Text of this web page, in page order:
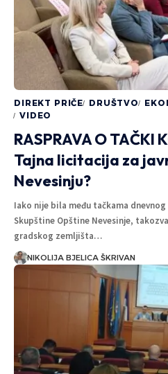
DIREKT PRIČE DRUŠTVO
VIDEO
RASPRAVA O TAČKI
Tajna licitacija za
Nevesinju?
Iako nije bila među tačkama
Skupštine Opštine Nevesinje,
gradskog zemljišta…
NIKOLIJA BJELICA ŠKRIVAN